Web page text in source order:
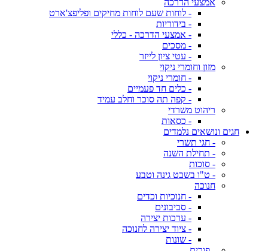
אמצעי הדרכה
- לוחות שעם לוחות מחיקים ופליפצ'ארט
- בידוריות
- אמצעי הדרכה - כללי
- מסכים
- עטי ציון לייזר
מזון וחומרי ניקוי
- חומרי ניקוי
- כלים חד פעמיים
- קפה תה סוכר וחלב עמיד
ריהוט משרדי
- כסאות
חגים ונושאים נלמדים
- חגי תשרי
- תחילת השנה
- סוכות
- ט"ו בשבט גינה וטבע
חנוכה
- חנוכיות וכדים
- סביבונים
- ערכות יצירה
- ציוד יצירה לחנוכה
- שונות